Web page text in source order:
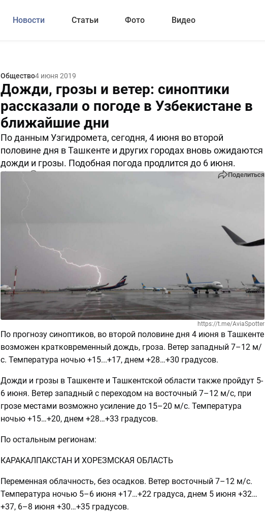
Новости Статьи Фото Видео
Общество4 июня 2019
Дожди, грозы и ветер: синоптики
рассказали о погоде в Узбекистане в
ближайшие дни
По данным Узгидромета, сегодня, 4 июня во второй
половине дня в Ташкенте и других городах вновь ожидаются
дожди и грозы. Подобная погода продлится до 6 июня.
Поделиться
https://t.me/AviaSpotter
По прогнозу синоптиков, во второй половине дня 4 июня в Ташкенте
возможен кратковременный дождь, гроза. Ветер западный 7–12 м/
с. Температура ночью +15...+17, днем +28…+30 градусов.
Дожди и грозы в Ташкенте и Ташкентской области также пройдут 5-
6 июня. Ветер западный с переходом на восточный 7–12 м/с, при
грозе местами возможно усиление до 15–20 м/с. Температура
ночью +15…+20, днем +28…+33 градусов.
По остальным регионам:
КАРАКАЛПАКСТАН И ХОРЕЗМСКАЯ ОБЛАСТЬ
Переменная облачность, без осадков. Ветер восточный 7–12 м/с.
Температура ночью 5–6 июня +17…+22 градуса, днем 5 июня +32…
+37, 6–8 июня +30…+35 градусов.